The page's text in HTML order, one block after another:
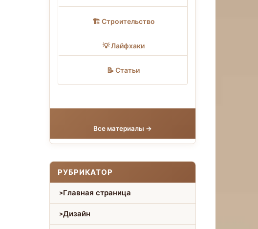
🏗 Строительство
💡 Лайфхаки
📝 Статьи
Все материалы →
РУБРИКАТОР
Главная страница
Дизайн